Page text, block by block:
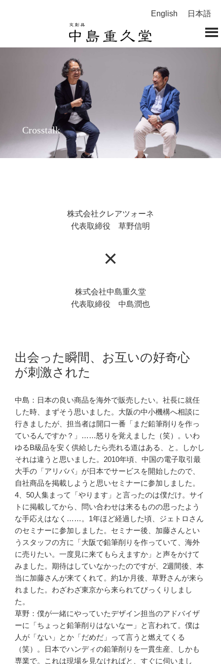
English 日本語
Crosstalk
株式会社クレアツォーネ
代表取締役 草野信明
×
株式会社中島重久堂
代表取締役 中島潤也
出会った瞬間、お互いの好奇心
が刺激された
中島：日本の良い商品を海外で販売したい。社長に就任
した時、まずそう思いました。大阪の中小機構へ相談に
行きましたが、担当者は開口一番「まだ鉛筆削りを作っ
ているんですか？」……怒りを覚えました（笑）。いわ
ゆるB級品を安く供給したら売れる道はある、と。しかし
それは違うと思いました。2010年頃、中国の電子取引最
大手の「アリババ」が日本でサービスを開始したので、
自社商品を掲載しようと思いセミナーに参加しました。
4、50人集まって「やります」と言ったのは僕だけ。サイ
トに掲載してから、問い合わせは来るものの思ったよう
な手応えはなく……。1年ほど経過した頃、ジェトロさん
のセミナーに参加しました。セミナー後、加藤さんとい
うスタッフの方に「大阪で鉛筆削りを作っていて、海外
に売りたい。一度見に来てもらえますか」と声をかけて
みました。期待はしていなかったのですが、2週間後、本
当に加藤さんが来てくれて。約1か月後、草野さんが来ら
れました。わざわざ東京から来られてびっくりしまし
た。
草野：僕が一緒にやっていたデザイン担当のアドバイザ
ーに「ちょっと鉛筆削りはないなー」と言われて。僕は
人が「ない」とか「だめだ」って言うと燃えてくる
（笑）。日本でハンディの鉛筆削りを一貫生産、しかも
専業で。これは現場を見なければと、すぐに伺いまし